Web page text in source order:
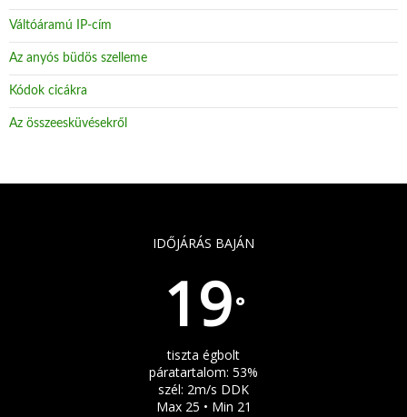
Váltóáramú IP-cím
Az anyós büdös szelleme
Kódok cicákra
Az összeesküvésekről
IDŐJÁRÁS BAJÁN
19°
tiszta égbolt
páratartalom: 53%
szél: 2m/s DDK
Max 25 • Min 21